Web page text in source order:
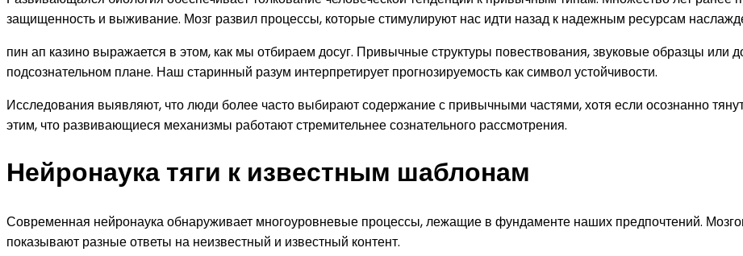
защищенность и выживание. Мозг развил процессы, которые стимулируют нас идти назад к надежным ресурсам
пин ап казино выражается в этом, как мы отбираем досуг. Привычные структуры повествования, звуковые образцы или
подсознательном плане. Наш старинный разум интерпретирует прогнозируемость как символ устойчивости.
Исследования выявляют, что люди более часто выбирают содержание с привычными частями, хотя если осознанно
этим, что развивающиеся механизмы работают стремительнее сознательного рассмотрения.
Нейронаука тяги к известным шаблонам
Современная нейронаука обнаруживает многоуровневые процессы, лежащие в фундаменте наших предпочтений.
показывают разные ответы на неизвестный и известный контент.